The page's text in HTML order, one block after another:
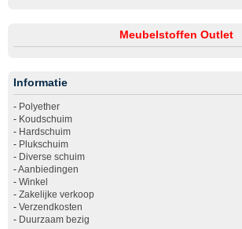
Meubelstoffen Outlet
Informatie
- Polyether
- Koudschuim
- Hardschuim
- Plukschuim
- Diverse schuim
-Aanbiedingen
- Winkel
- Zakelijke verkoop
- Verzendkosten
- Duurzaam bezig